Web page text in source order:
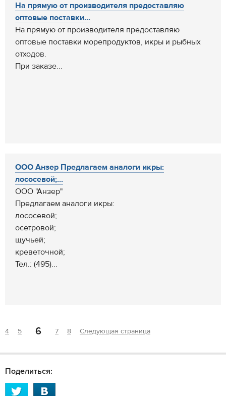
На прямую от производителя предоставляю
оптовые поставки...
На прямую от производителя предоставляю
оптовые поставки морепродуктов, икры и рыбных
отходов.
При заказе...
ООО Анзер Предлагаем аналоги икры:
лососевой;...
ООО "Анзер"
Предлагаем аналоги икры:
лососевой;
осетровой;
щучьей;
креветочной;
Тел.: (495)...
4 5 6 7 8 Следующая страница
Поделиться: